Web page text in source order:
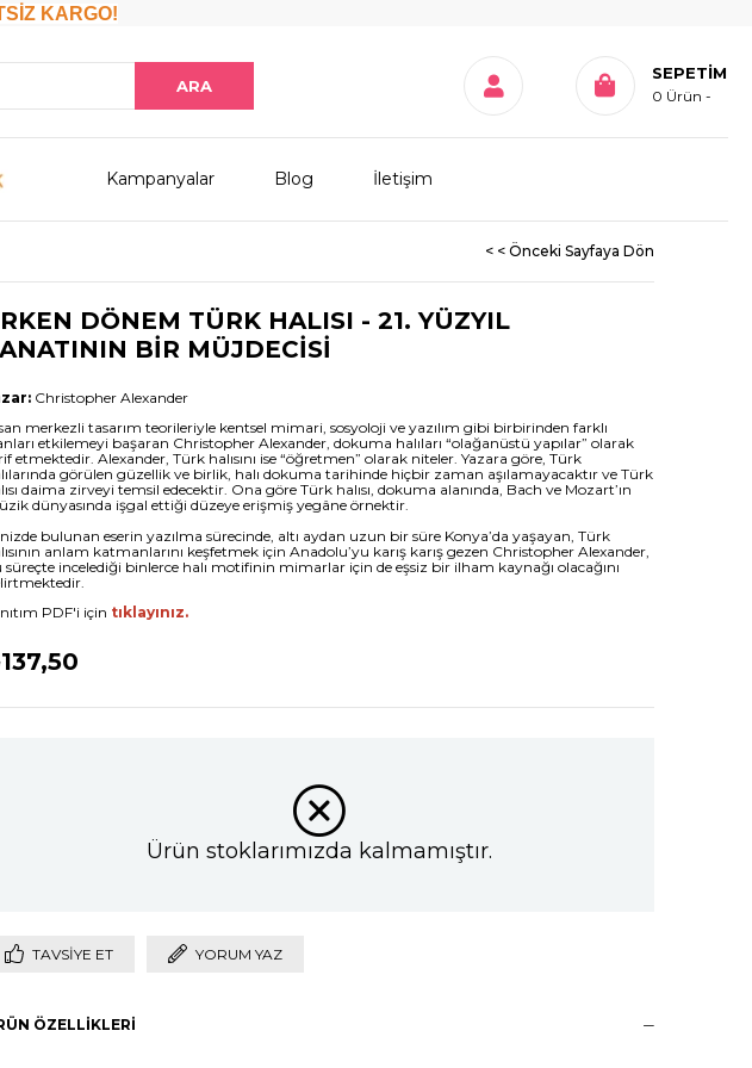
KARGO!
SEPETIM
0 Ürün
Kampanyalar Blog İletişim
< < Önceki Sayfaya Dön
DÖNEM TÜRK HALISI - 21. YÜZYIL
BİR MÜJDECİSİ
Christopher Alexander
merkezli tasarım teorileriyle kentsel mimari, sosyoloji ve yazılım gibi birbirinden farklı
etkilemeyi başaran Christopher Alexander, dokuma halıları “olağanüstü yapılar” olarak
etmektedir. Alexander, Türk halısını ise “öğretmen” olarak niteler. Yazara göre, Türk
görülen güzellik ve birlik, halı dokuma tarihinde hiçbir zaman aşılamayacaktır ve Türk
daima zirveyi temsil edecektir. Ona göre Türk halısı, dokuma alanında, Bach ve Mozart’ın
dünyasında işgal ettiği düzeye erişmiş yegâne örnektir.
bulunan eserin yazılma sürecinde, altı aydan uzun bir süre Konya’da yaşayan, Türk
anlam katmanlarını keşfetmek için Anadolu’yu karış karış gezen Christopher Alexander,
süreçte incelediği binlerce halı motifinin mimarlar için de eşsiz bir ilham kaynağı olacağını
PDF'i için tıklayınız.
Ürün stoklarımızda kalmamıştır.
TAVSIYE ET YORUM YAZ
ÖZELLIKLERI